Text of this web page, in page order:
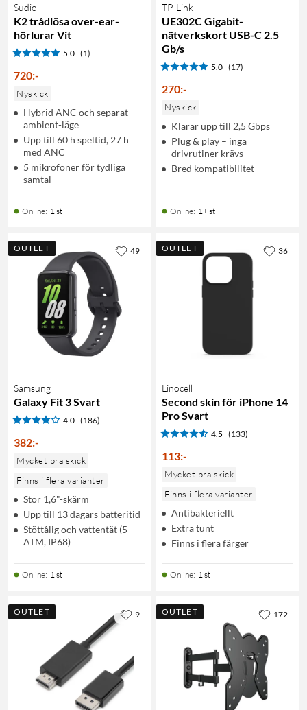
Sudio
K2 trådlösa over-ear-
hörlurar Vit
5.0 (1)
720:-
Nyskick
Hybrid ANC och separat
ambient-läge
Upp till 60 h speltid, 27 h
med ANC
5 mikrofoner för tydliga
samtal
Online: 1 st
TP-Link
UE302C Gigabit-
nätverkskort USB-C 2.5
Gb/s
5.0 (17)
270:-
Nyskick
Klarar upp till 2,5 Gbps
Plug & play – inga
drivrutiner krävs
Bred kompatibilitet
Online: 1+ st
OUTLET
Samsung
Galaxy Fit 3 Svart
4.0 (186)
382:-
Mycket bra skick
Finns i flera varianter
Stor 1,6"-skärm
Upp till 13 dagars batteritid
Stöttålig och vattentät (5
ATM, IP68)
Online: 1 st
49 OUTLET
Linocell
Second skin för iPhone 14
Pro Svart
4.5 (133)
113:-
Mycket bra skick
Finns i flera varianter
Antibakteriellt
Extra tunt
Finns i flera färger
Online: 1 st
36
OUTLET 9 OUTLET 172